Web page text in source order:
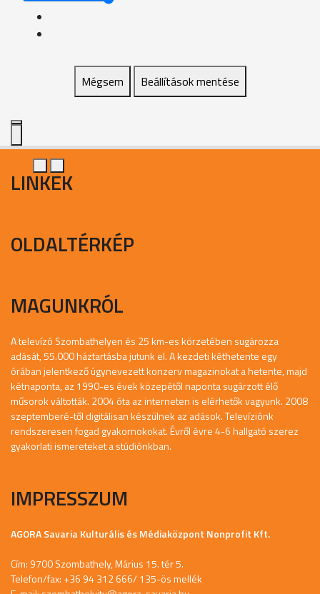
Mégsem Beállítások mentése
LINKEK
OLDALTÉRKÉP
MAGUNKRÓL
A televízó Szombathelyen és 25 km-es körzetében sugározza
adását, 55.000 háztartásba jutunk el. A kezdeti kéthetente egy
órában jelentkező úgynevezett konzerv magazinokat a hetente, majd
kétnaponta, az 1990-es évek közepétől naponta sugárzott élő
műsorok váltották. 2004 óta az interneten is elérhetők vagyunk. 2008
szeptemberé-től digitálisan készülnek az adások. Televíziónk
rendszeresen fogad gyakornokokat. Évről évre 4-6 hallgató szerez
gyakorlati ismereteket a stúdiónkban.
IMPRESSZUM
AGORA Savaria Kulturális és Médiaközpont Nonprofit Kft.
Cím: 9700 Szombathely, Márius 15. tér 5.
Telefon/fax: +36 94 312 666/ 135-ös mellék